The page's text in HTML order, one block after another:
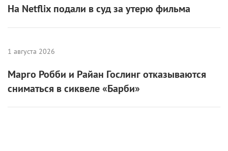
На Netflix подали в суд за утерю фильма
1 августа 2026
Марго Робби и Райан Гослинг отказываются
сниматься в сиквеле «Барби»